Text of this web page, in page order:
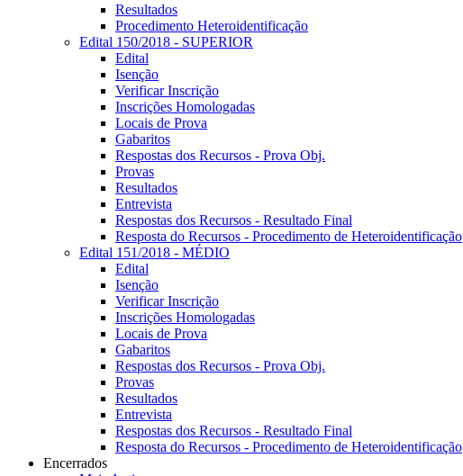
Resultados
Procedimento Heteroidentificação
Edital 150/2018 - SUPERIOR
Edital
Isenção
Verificar Inscrição
Inscrições Homologadas
Locais de Prova
Gabaritos
Respostas dos Recursos - Prova Obj.
Provas
Resultados
Entrevista
Respostas dos Recursos - Resultado Final
Resposta do Recursos - Procedimento de Heteroidentificação
Edital 151/2018 - MÉDIO
Edital
Isenção
Verificar Inscrição
Inscrições Homologadas
Locais de Prova
Gabaritos
Respostas dos Recursos - Prova Obj.
Provas
Resultados
Entrevista
Respostas dos Recursos - Resultado Final
Resposta do Recursos - Procedimento de Heteroidentificação
Encerrados